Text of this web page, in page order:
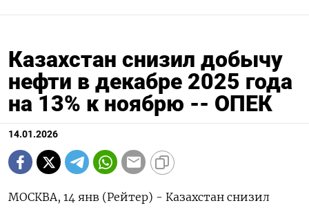
Казахстан снизил добычу
нефти в декабре 2025 года
на 13% к ноябрю -- ОПЕК
14.01.2026
МОСКВА, 14 янв (Рейтер) - Казахстан снизил